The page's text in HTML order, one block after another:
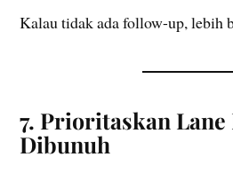
Kalau tidak ada follow-up, lebih
7. Prioritaskan Lane
Dibunuh